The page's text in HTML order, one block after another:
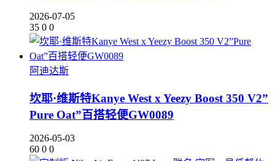
2026-07-05
35 0 0
阿迪达斯
坎耶·维斯特Kanye West x Yeezy Boost 350 V2”
Pure Oat”百搭轻便GW0089
2026-05-03
60 0 0